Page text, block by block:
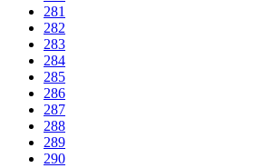
281
282
283
284
285
286
287
288
289
290